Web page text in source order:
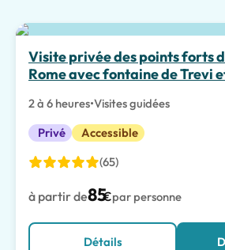
Visite privée des points forts
Rome avec fontaine de Trevi
2 à 6 heures•Visites guidées
Privé
Accessible
(65)
à partir de85€par personne
Détails